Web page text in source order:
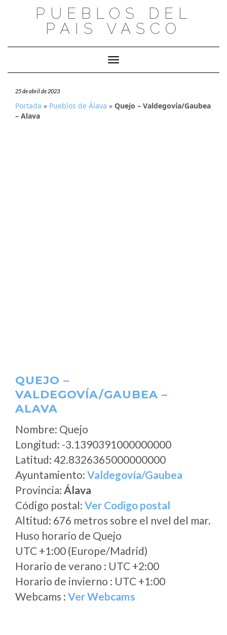
PUEBLOS DEL
PAIS VASCO
Cambiar modo de navegación
25 de abril de 2023
Portada » Pueblos de Álava » Quejo – Valdegovía/Gaubea
– Alava
QUEJO –
VALDEGOVÍA/GAUBEA –
ALAVA
Nombre: Quejo
Longitud: -3.1390391000000000
Latitud: 42.8326365000000000
Ayuntamiento: Valdegovía/Gaubea
Provincia: Álava
Código postal: Ver Codigo postal
Altitud: 676 metros sobre el nvel del mar.
Huso horario de Quejo
UTC +1:00 (Europe/Madrid)
Horario de verano : UTC +2:00
Horario de invierno : UTC +1:00
Webcams : Ver Webcams